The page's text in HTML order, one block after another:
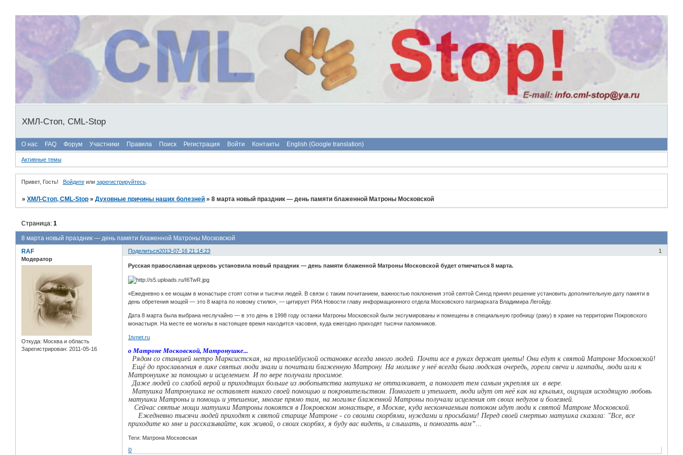
ХМЛ-Стоп, CML-Stop
О нас FAQ Форум Участники Правила Поиск Регистрация Войти Контакты English (Google translation)
Активные темы
Привет, Гость! Войдитеили зарегистрируйтесь.
»ХМЛ-Стоп, CML-Stop »Духовные причины наших болезней »8 марта новый праздник — день памяти блаженной Матроны Московской
8 марта новый праздник — день памяти блаженной Матроны Московской
Страница:1
Поделиться 1
2013-07-16 21:14:23
RAF
Модератор
Откуда: Москва и область
Зарегистрирован: 2011-05-16
Русская православная церковь установила новый праздник — день памяти блаженной Матроны Московской будет отмечаться 8 марта.
«Ежедневно к ее мощам в монастыре стоят сотни и тысячи людей. В связи с таким почитанием, важностью поклонения этой святой Синод принял решение установить дополнительную дату памяти в
день обретения мощей — это 8 марта по новому стилю», — цитирует РИА Новости главу информационного отдела Московского патриархата Владимира Легойду.
Дата 8 марта была выбрана неслучайно — в это день в 1998 году останки Матроны Московской были эксгумированы и помещены в специальную гробницу (раку) в храме на территории Покровского
монастыря. На месте ее могилы в настоящее время находится часовня, куда ежегодно приходят тысячи паломников.
1tvnet.ru
о Матроне Московской, Матронушке...
Рядом со станцией метро Марксистская, на троллейбусной остановке всегда много людей. Почти все в руках держат цветы! Они едут к святой Матроне Московской!
Ещё до прославления в лике святых люди знали и почитали блаженную Матрону. На могилке у неё всегда была людская очередь, горели свечи и лампады, люди шли к
Матронушке за помощью и исцелением. И по вере получали просимое.
Даже людей со слабой верой и приходящих больше из любопытства матушка не отталкивает, а помогает тем самым укрепляя их в вере.
Матушка Матронушка не оставляет никого своей помощью и покровительством. Помогает и утешает, люди идут от неё как на крыльях, ощущая исходящую любовь
матушки Матроны и помощь и утешение, многие прямо там, на могилке блаженной Матроны получали исцеления от своих недугов и болезней.
Сейчас святые мощи матушки Матроны покоятся в Покровском монастыре, в Москве, куда нескончаемым потоком идут люди к святой Матроне Московской.
Ежедневно тысячи людей приходят к святой старице Матроне - со своими скорбями, нуждами и просьбами! Перед своей смертью матушка сказала: "Все, все
приходите ко мне и рассказывайте, как живой, о своих скорбях, я буду вас видеть, и слышать, и помогать вам”...
Теги: Матрона Московская
0